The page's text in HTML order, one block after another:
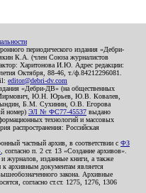
периодического издания «Дебри-
К.А. (член Союза журналистов
Харитонова И.Ю. Адрес редакции:
Октября, 88-46, т./ф.84212296081.
editor@debri-dv.com
«Дебри-ДВ» (на общественных
Ю.Н. Юрьев, Ю.В. Ковалев,
Б.М. Сухинин, О.В. Егорова
номер) ЭЛ № ФС77-45537 выдано
технологий и массовых
распространения: Российская
частный архив, в соответствии с ФЗ
, согласно п. 2 ст. 13 «Создание архивов».
журналов, изданные книги, а также
архивным документам является
закона. Архивные
согласно ст.ст. 1275, 1276, 1306